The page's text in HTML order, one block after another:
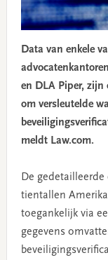
Data van enkele
en DLA Piper, zijn
om versleutelde
meldt Law.com.
De
tientallen
toegankelijk via
gegevens